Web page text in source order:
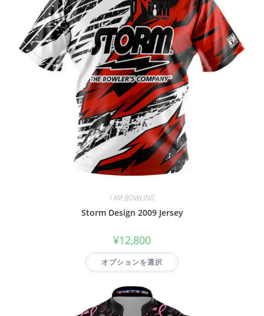
I AM BOWLING
Storm Design 2009 Jersey
¥12,800
オプションを選択